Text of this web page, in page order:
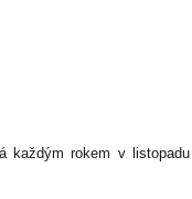
každým rokem v